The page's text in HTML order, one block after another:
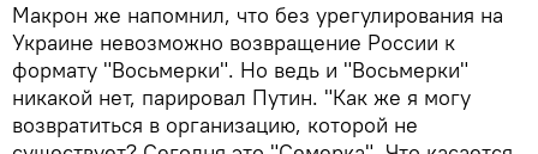
Макрон же напомнил, что без урегулирования на
Украине невозможно возвращение России к
формату "Восьмерки". Но ведь и "Восьмерки"
никакой нет, парировал Путин. "Как же я могу
возвратиться в организацию, которой не